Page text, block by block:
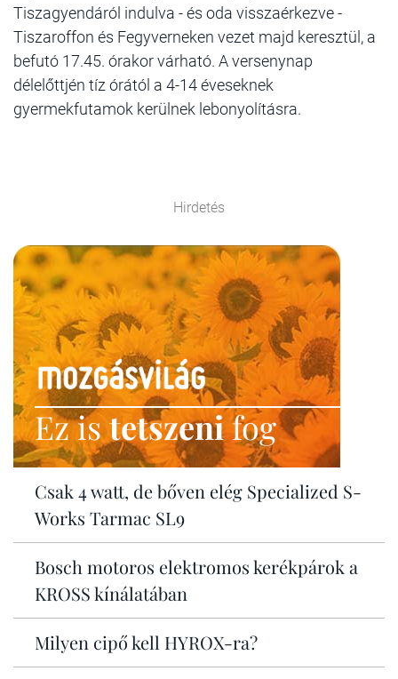
Tiszagyendáról indulva - és oda visszaérkezve -
Tiszaroffon és Fegyverneken vezet majd keresztül, a
befutó 17.45. órakor várható. A versenynap
délelőttjén tíz órától a 4-14 éveseknek
gyermekfutamok kerülnek lebonyolításra.
Hirdetés
Ez istetszenifog
Csak 4 watt, de bőven elég Specialized S-
Works Tarmac SL9
Bosch motoros elektromos kerékpárok a
KROSS kínálatában
Milyen cipő kell HYROX-ra?